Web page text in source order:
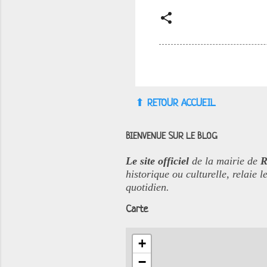
⬆︎ RETOUR ACCUEIL
BIENVENUE SUR LE BLOG
Le site officiel de la mairie de
historique ou culturelle, relaie
quotidien.
Carte
+
−